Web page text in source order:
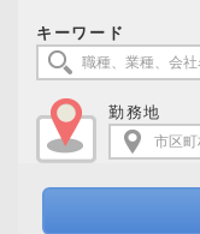
キーワード
勤務地